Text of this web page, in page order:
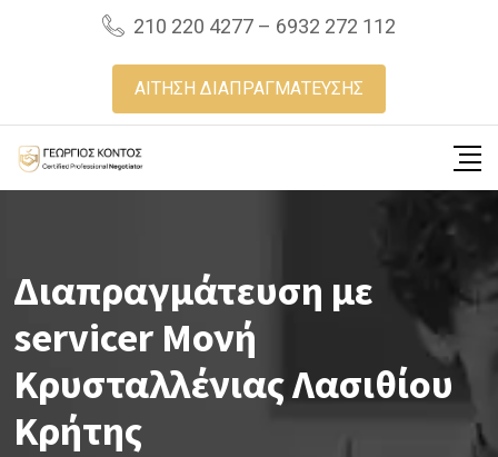
210 220 4277 – 6932 272 112
ΑΙΤΗΣΗ ΔΙΑΠΡΑΓΜΑΤΕΥΣΗΣ
Διαπραγμάτευση με
servicer Μονή
Κρυσταλλένιας Λασιθίου
Κρήτης